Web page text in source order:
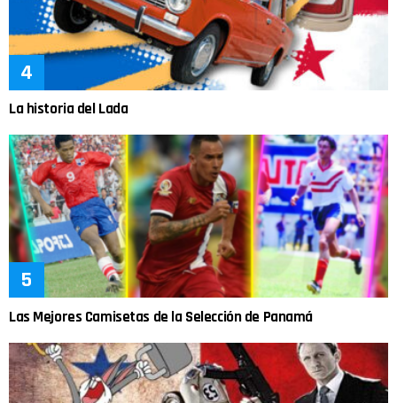
La historia del Lada
Las Mejores Camisetas de la Selección de Panamá